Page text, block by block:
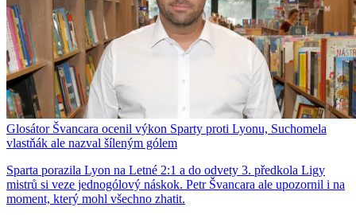
Glosátor Švancara ocenil výkon Sparty proti Lyonu, Suchomela
vlastňák ale nazval šíleným gólem
Sparta porazila Lyon na Letné 2:1 a do odvety 3. předkola Ligy
mistrů si veze jednogólový náskok. Petr Švancara ale upozornil i na
moment, který mohl všechno zhatit.